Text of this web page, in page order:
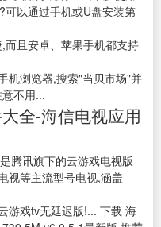
以通过手机或U盘安装第
且安卓、苹果手机都支持
机浏览器,搜索"当贝市场"并
不用...
全-海信电视应用
腾讯旗下的云游戏电视版
视等主流型号电视,涵盖
游戏tv无延迟版!... 下载 海